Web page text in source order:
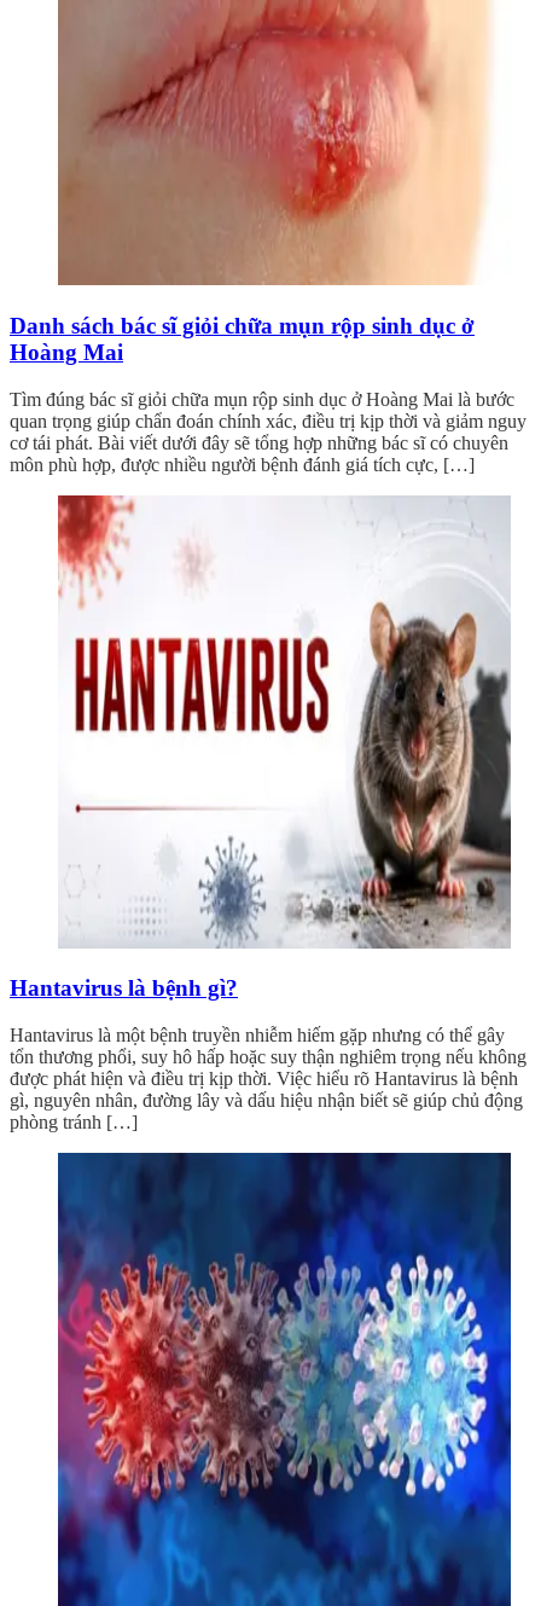
Danh sách bác sĩ giỏi chữa mụn rộp sinh dục ở
Hoàng Mai
Tìm đúng bác sĩ giỏi chữa mụn rộp sinh dục ở Hoàng Mai là bước
quan trọng giúp chẩn đoán chính xác, điều trị kịp thời và giảm nguy
cơ tái phát. Bài viết dưới đây sẽ tổng hợp những bác sĩ có chuyên
môn phù hợp, được nhiều người bệnh đánh giá tích cực, […]
Hantavirus là bệnh gì?
Hantavirus là một bệnh truyền nhiễm hiếm gặp nhưng có thể gây
tổn thương phổi, suy hô hấp hoặc suy thận nghiêm trọng nếu không
được phát hiện và điều trị kịp thời. Việc hiểu rõ Hantavirus là bệnh
gì, nguyên nhân, đường lây và dấu hiệu nhận biết sẽ giúp chủ động
phòng tránh […]